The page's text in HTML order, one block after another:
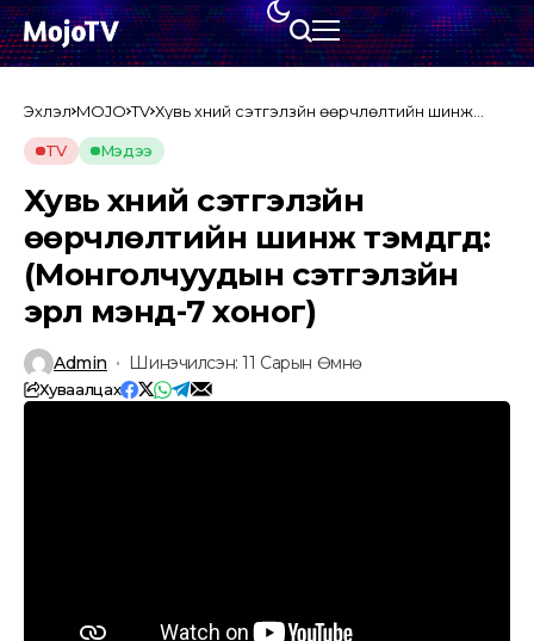
Эхлэл MOJO TV Хувь хүний сэтгэлзүйн өөрчлөлтийн шинж
мэнд-7 хоног)
TV Мэдээ
Хувь хүний сэтгэлзүйн
өөрчлөлтийн шинж тэмдгүүд:
(Монголчуудын сэтгэлзүйн
эрүүл мэнд-7 хоног)
Admin Шинэчилсэн: 11 Сарын Өмнө
Хуваалцах